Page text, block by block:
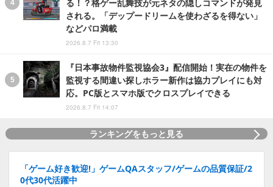
る！？格ゲー乱舞技が元ネタの隠しコマンドが発見
される。「デップードリームを使わざるを得ない」
などパロ満載
2026.8.7 Fri 13:30
『日本事故物件監視協会3』配信開始！実在の物件を
監視する間違い探しホラー新作は協力プレイにも対
応。PC版とスマホ版でクロスプレイできる
2026.8.7 Fri 14:07
ランキングをもっと見る
「ゲーム好き歓迎!」ゲームQAスタッフ/ゲームの品質保証/2
0代30代活躍中